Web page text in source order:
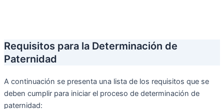
Requisitos para la Determinación de
Paternidad
A continuación se presenta una lista de los requisitos que se
deben cumplir para iniciar el proceso de determinación de
paternidad: